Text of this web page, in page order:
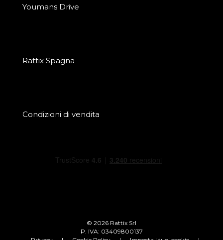
Youmans Drive
Rattix Spagna
Condizioni di vendita
© 2026 Rattix Srl
P. IVA: 03409800137